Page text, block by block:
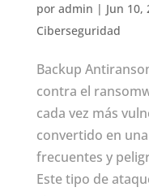
por admin | Jun 10,
Ciberseguridad
Backup
contra el
cada vez más
convertido en
frecuentes y
Este tipo de